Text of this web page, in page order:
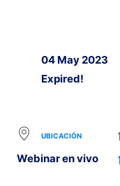
04 May 2023
Expired!
UBICACIÓN
Webinar en vivo